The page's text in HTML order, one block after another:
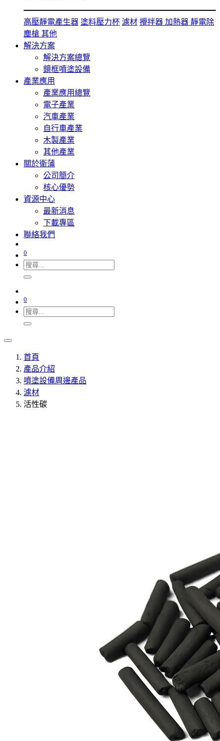
高壓靜電產生器 塗料壓力杯 濾材 攪拌器 加熱器 靜電除
塵槍 其他
解決方案
解決方案總覽
鏡框噴塗設備
產業應用
產業應用總覽
電子產業
汽車產業
自行車產業
木製產業
其他產業
關於衛蒲
公司簡介
核心優勢
資源中心
最新消息
下載專區
聯絡我們
0
0
首頁
產品介紹
噴塗設備周邊產品
濾材
活性碳